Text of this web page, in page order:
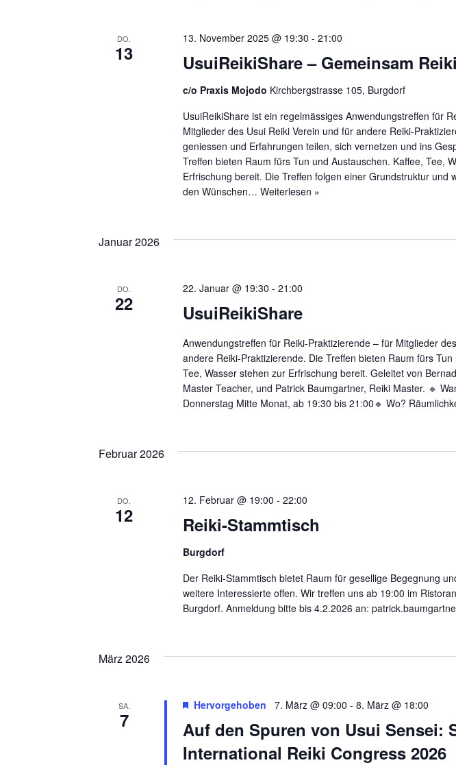
DO.
13 UsuiReikiShare – Gemeinsam
13. November 2025 @ 19:30 - 21:00
c/o Praxis Mojodo Kirchbergstrasse 105, Burgdorf
UsuiReikiShare ist ein regelmässiges Anwendungstreffen für
Mitglieder des Usui Reiki Verein und für andere Reiki-
geniessen und Erfahrungen teilen, sich vernetzen und ins
Treffen bieten Raum fürs Tun und Austauschen. Kaffee, Tee,
Erfrischung bereit. Die Treffen folgen einer Grundstruktur und
den Wünschen… Weiterlesen »
Januar 2026
DO.
22 UsuiReikiShare
22. Januar @ 19:30 - 21:00
Anwendungstreffen für Reiki-Praktizierende – für Mitglieder
andere Reiki-Praktizierende. Die Treffen bieten Raum fürs
Tee, Wasser stehen zur Erfrischung bereit. Geleitet von
Master Teacher, und Patrick Baumgartner, Reiki Master. 🔹
Donnerstag Mitte Monat, ab 19:30 bis 21:00🔹 Wo?
Februar 2026
DO.
12 Reiki-Stammtisch
12. Februar @ 19:00 - 22:00
Burgdorf
Der Reiki-Stammtisch bietet Raum für gesellige Begegnung
weitere Interessierte offen. Wir treffen uns ab 19:00 im
Burgdorf. Anmeldung bitte bis 4.2.2026 an:
März 2026
SA.
7
Auf den Spuren von Usui Sensei:
International Reiki Congress 2026
Hervorgehoben 7. März @ 09:00 - 8. März @ 18:00